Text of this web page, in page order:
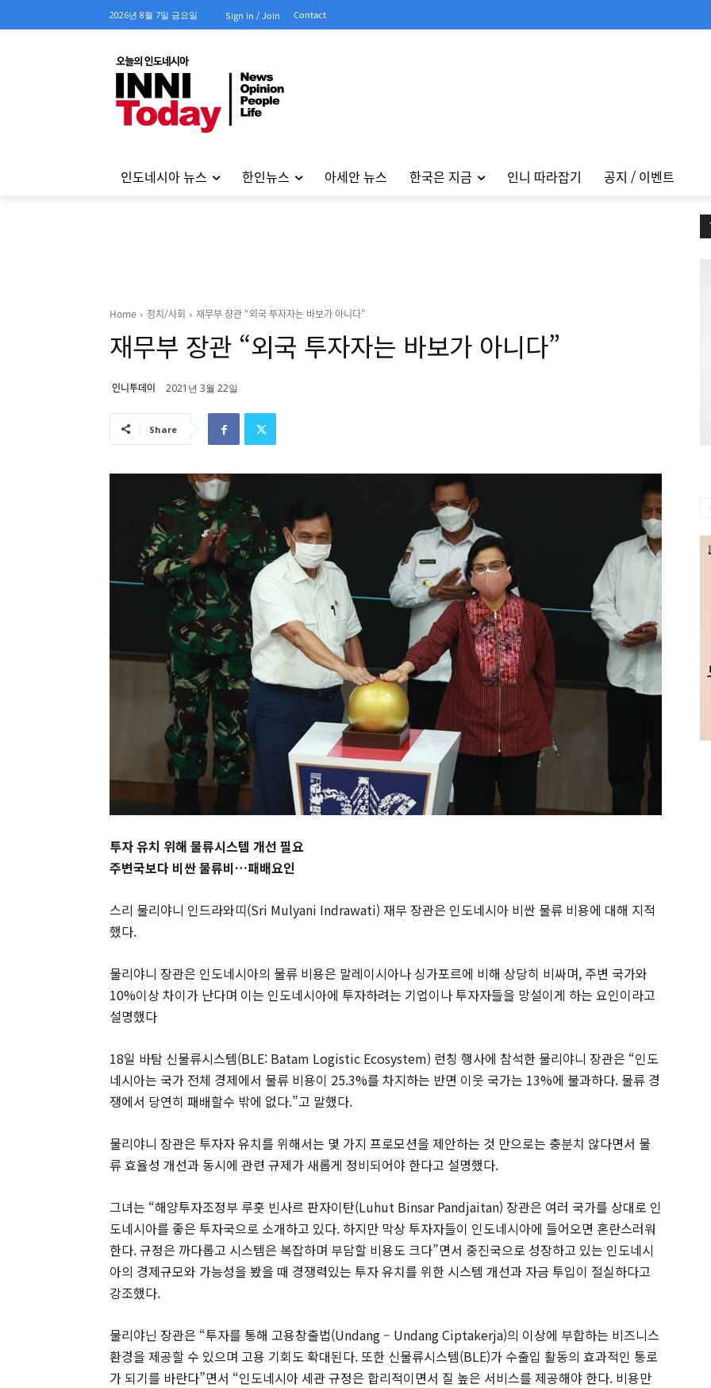
2026년 8월 7일 금요일 Sign in / Join Contact
인도네시아 뉴스 한인뉴스 아세안 뉴스 한국은 지금 인니 따라잡기 공지 / 이벤트
Home 정치/사회 재무부 장관 “외국 투자자는 바보가 아니다"
재무부 장관 “외국 투자자는 바보가 아니다”
인니투데이 2021년 3월 22일
Share
투자 유치 위해 물류시스템 개선 필요
주변국보다 비싼 물류비…패배요인
스리 물리야니 인드라와띠(Sri Mulyani Indrawati) 재무 장관은 인도네시아 비싼 물류 비용에 대해 지적
했다.
물리야니 장관은 인도네시아의 물류 비용은 말레이시아나 싱가포르에 비해 상당히 비싸며, 주변 국가와
10%이상 차이가 난다며 이는 인도네시아에 투자하려는 기업이나 투자자들을 망설이게 하는 요인이라고
설명했다
18일 바탐 신물류시스템(BLE: Batam Logistic Ecosystem) 런칭 행사에 참석한 물리야니 장관은 “인도
네시아는 국가 전체 경제에서 물류 비용이 25.3%를 차지하는 반면 이웃 국가는 13%에 불과하다. 물류 경
쟁에서 당연히 패배할수 밖에 없다.”고 말했다.
물리야니 장관은 투자자 유치를 위해서는 몇 가지 프로모션을 제안하는 것 만으로는 충분치 않다면서 물
류 효율성 개선과 동시에 관련 규제가 새롭게 정비되어야 한다고 설명했다.
그녀는 “해양투자조정부 루훗 빈사르 판자이탄(Luhut Binsar Pandjaitan) 장관은 여러 국가를 상대로 인
도네시아를 좋은 투자국으로 소개하고 있다. 하지만 막상 투자자들이 인도네시아에 들어오면 혼란스러워
한다. 규정은 까다롭고 시스템은 복잡하며 부담할 비용도 크다”면서 중진국으로 성장하고 있는 인도네시
아의 경제규모와 가능성을 봤을 때 경쟁력있는 투자 유치를 위한 시스템 개선과 자금 투입이 절실하다고
강조했다.
물리야닌 장관은 “투자를 통해 고용창출법(Undang – Undang Ciptakerja)의 이상에 부합하는 비즈니스
환경을 제공할 수 있으며 고용 기회도 확대된다. 또한 신물류시스템(BLE)가 수출입 활동의 효과적인 통로
가 되기를 바란다”면서 “인도네시아 세관 규정은 합리적이면서 질 높은 서비스를 제공해야 한다. 비용만